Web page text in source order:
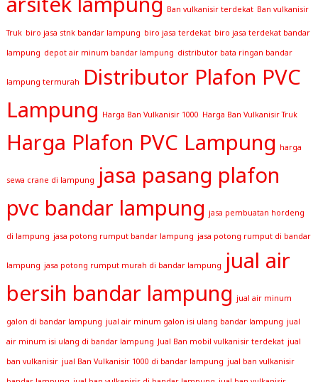
Ban vulkanisir terdekat Ban vulkanisir
Truk biro jasa stnk bandar lampung biro jasa terdekat biro jasa terdekat bandar
lampung depot air minum bandar lampung distributor bata ringan bandar
lampung termurah
Distributor Plafon PVC
Lampung Harga Ban Vulkanisir 1000 Harga Ban Vulkanisir Truk
Harga Plafon PVC Lampung harga
sewa crane di lampung
jasa pasang plafon
pvc bandar lampung jasa pembuatan hordeng
di lampung jasa potong rumput bandar lampung jasa potong rumput di bandar
lampung jasa potong rumput murah di bandar lampung
jual air
bersih bandar lampung jual air minum
galon di bandar lampung jual air minum galon isi ulang bandar lampung jual
air minum isi ulang di bandar lampung Jual Ban mobil vulkanisir terdekat jual
ban vulkanisir jual Ban Vulkanisir 1000 di bandar lampung jual ban vulkanisir